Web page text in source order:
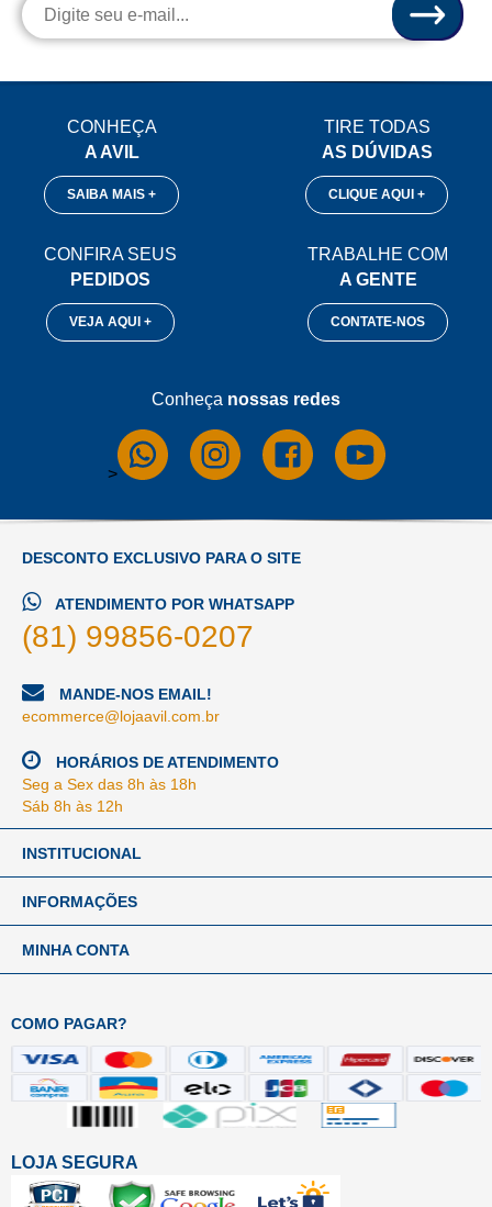
CONHEÇA
A AVIL
SAIBA MAIS +
TIRE TODAS
AS DÚVIDAS
CLIQUE AQUI +
CONFIRA SEUS
PEDIDOS
VEJA AQUI +
TRABALHE COM
A GENTE
CONTATE-NOS
Conheça nossas redes
>
DESCONTO EXCLUSIVO PARA O SITE
ATENDIMENTO POR WHATSAPP
(81) 99856-0207
MANDE-NOS EMAIL!
ecommerce@lojaavil.com.br
HORÁRIOS DE ATENDIMENTO
Seg a Sex das 8h às 18h
Sáb 8h às 12h
INSTITUCIONAL
INFORMAÇÕES
MINHA CONTA
COMO PAGAR?
LOJA SEGURA